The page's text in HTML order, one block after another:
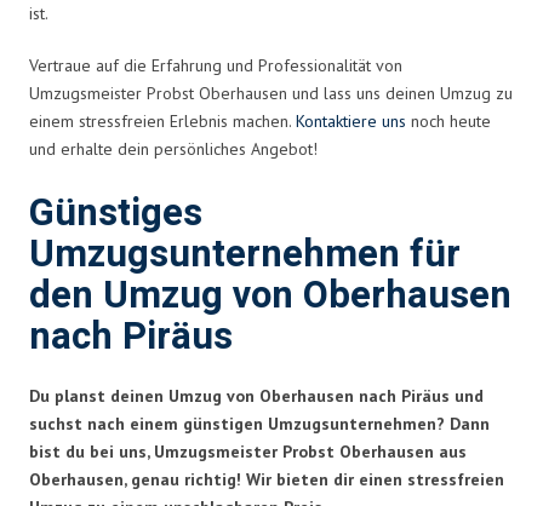
ist.
Vertraue auf die Erfahrung und Professionalität von
Umzugsmeister Probst Oberhausen und lass uns deinen Umzug zu
einem stressfreien Erlebnis machen. Kontaktiere uns noch heute
und erhalte dein persönliches Angebot!
Günstiges
Umzugsunternehmen für
den Umzug von Oberhausen
nach Piräus
Du planst deinen Umzug von Oberhausen nach Piräus und
suchst nach einem günstigen Umzugsunternehmen? Dann
bist du bei uns, Umzugsmeister Probst Oberhausen aus
Oberhausen, genau richtig! Wir bieten dir einen stressfreien